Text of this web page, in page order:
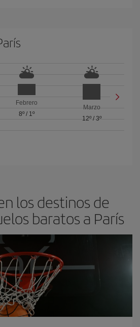
Febrero
8º/ 1º
Marzo
12º/ 3º
los destinos de
baratos a París